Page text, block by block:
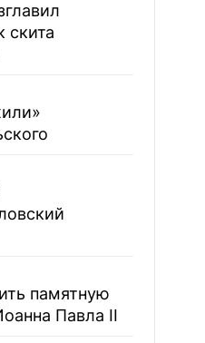
скита
памятную
Павла II